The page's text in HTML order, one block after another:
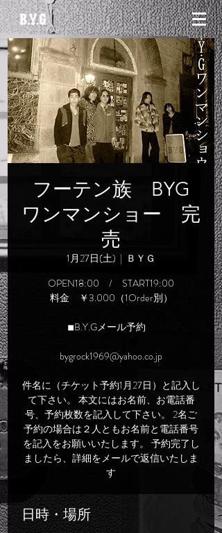
フーテン族 BYG
ワンマンショー 完
売
1月27日(土)
  |
ＢＹＧ
OPEN18:00 / START19:00
料金 ￥3.000（1Order別）
◾︎B.Y.Gメール予約
bygrock1969@yahoo.co.jp
件名に（チケット予約1月27日）と記入し
て下さい。 本文にはお名前、お電話番
号、予約枚数を記入して下さい。 2名ご
予約の場合は２人ともお名前と電話番号
を記入をお願いいたします。 予約完了し
ましたら、詳細をメールで返信いたしま
す
日時・場所